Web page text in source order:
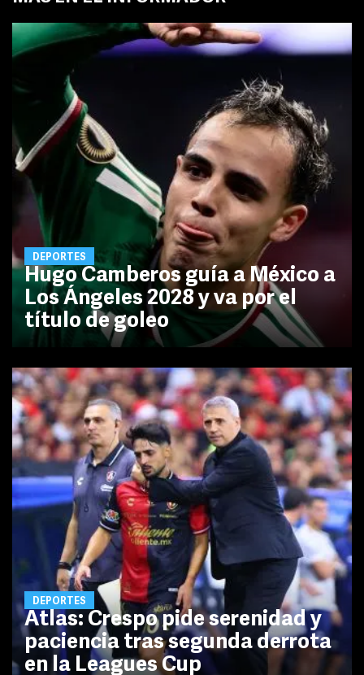
DEPORTES
Hugo Camberos guía a México a
Los Ángeles 2028 y va por el
título de goleo
DEPORTES
Atlas: Crespo pide serenidad y
paciencia tras segunda derrota
en la Leagues Cup